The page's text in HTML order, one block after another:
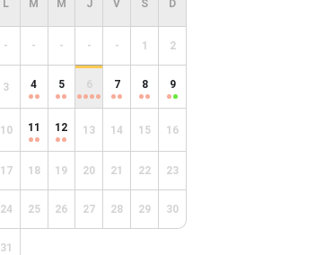
- - - - - 1 2
3 4 5 6 7 8 9
10 11 12 13 14 15 16
17 18 19 20 21 22 23
24 25 26 27 28 29 30
31